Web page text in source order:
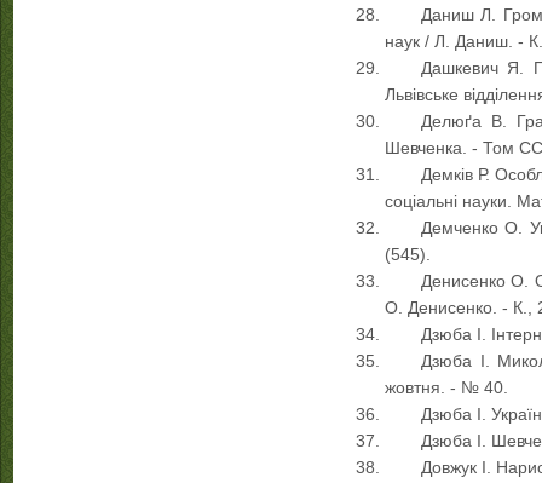
Даниш Л.
наук / Л. Даниш. -
Дашкевич Я.
Львівське
Делюґа В.
Шевченка. - Том
Демків Р.
соціальні науки.
Демченко О.
(545).
Денисенко О.
О. Денисенко. - К.,
Дзюба І.
Дзюба І.
жовтня. - № 40.
Дзюба І.
Дзюба І.
Довжук І.